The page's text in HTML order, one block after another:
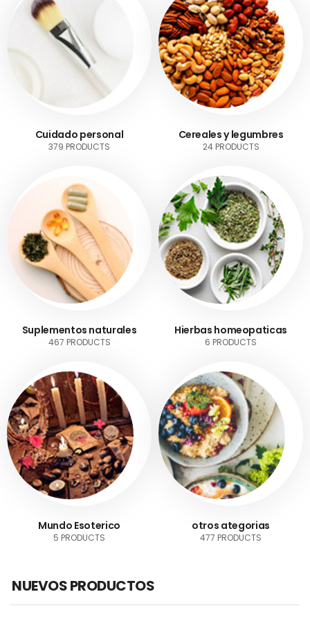
Cuidado personal
379 PRODUCTS
Cereales y legumbres
24 PRODUCTS
Suplementos naturales
467 PRODUCTS
Hierbas homeopaticas
6 PRODUCTS
Mundo Esoterico
5 PRODUCTS
otros ategorias
477 PRODUCTS
NUEVOS PRODUCTOS